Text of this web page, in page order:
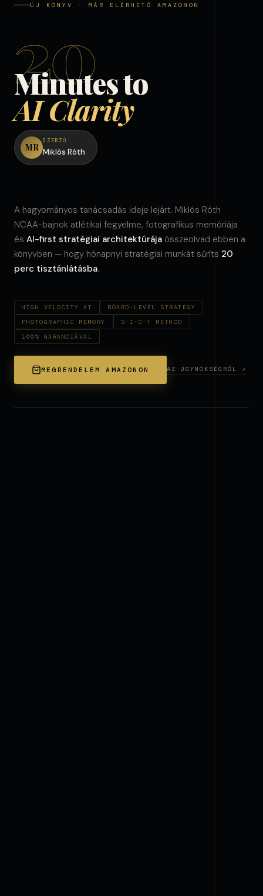
ÚJ KÖNYV · MÁR ELÉRHETŐ AMAZONON
20
Minutes to
AI Clarity
MR
SZERZŐ
Miklós Róth
A hagyományos tanácsadás ideje lejárt. Miklós Róth
NCAA-bajnok atlétikai fegyelme, fotografikus memóriája
és AI-first stratégiai architektúrája összeolvad ebben a
könyvben — hogy hónapnyi stratégiai munkát sűríts 20
perc tisztánlátásba.
HIGH VELOCITY AI
BOARD-LEVEL STRATEGY
PHOTOGRAPHIC MEMORY
S-I-C-T METHOD
100% GARANCIÁVAL
MEGRENDELEM AMAZONON AZ ÜGYNÖKSÉGRŐL ↗